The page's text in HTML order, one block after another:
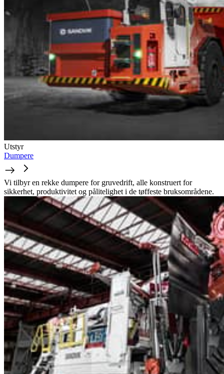
Utstyr
Dumpere
Vi tilbyr en rekke dumpere for gruvedrift, alle konstruert for
sikkerhet, produktivitet og pålitelighet i de tøffeste bruksområdene.